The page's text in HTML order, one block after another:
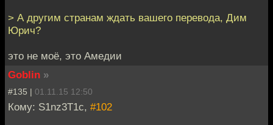
> А другим странам ждать вашего перевода, Дим
Юрич?
это не моё, это Амедии
Goblin »
#135 | 01.11.15 12:50
Кому: S1nz3T1c, #102